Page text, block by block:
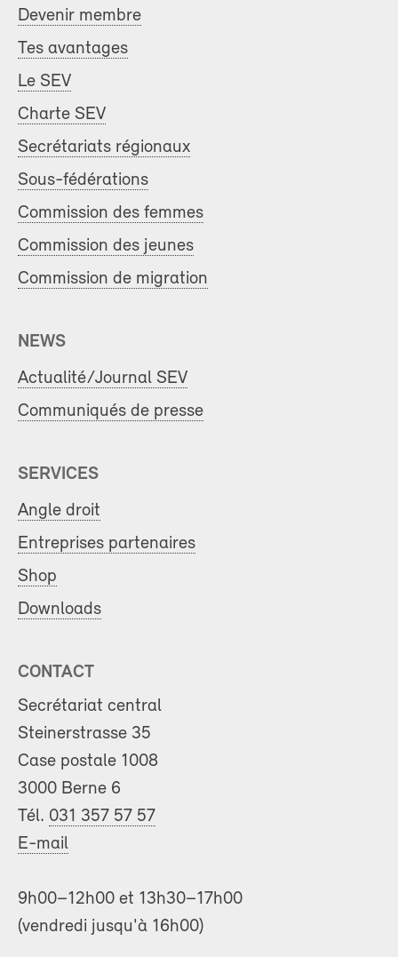
Devenir membre
Tes avantages
Le SEV
Charte SEV
Secrétariats régionaux
Sous-fédérations
Commission des femmes
Commission des jeunes
Commission de migration
NEWS
Actualité/Journal SEV
Communiqués de presse
SERVICES
Angle droit
Entreprises partenaires
Shop
Downloads
CONTACT
Secrétariat central
Steinerstrasse 35
Case postale 1008
3000 Berne 6
Tél. 031 357 57 57
E-mail
9h00–12h00 et 13h30–17h00
(vendredi jusqu'à 16h00)